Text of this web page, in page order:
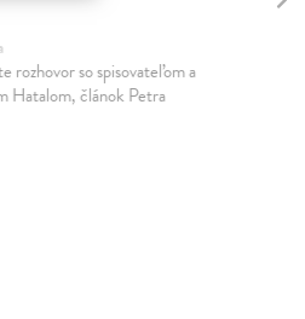
rozhovor so spisovateľom a
Hatalom, článok Petra